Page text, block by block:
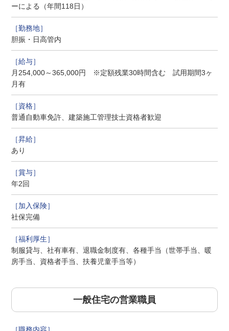
ーによる（年間118日）
胆振・日高管内
月254,000～365,000円 ※定額残業30時間含む 試用期間3ヶ
月有
普通自動車免許、建築施工管理技士資格者歓迎
あり
年2回
社保完備
制服貸与、社有車有、退職金制度有、各種手当（世帯手当、暖
房手当、資格者手当、扶養児童手当等）
一般住宅の営業職員